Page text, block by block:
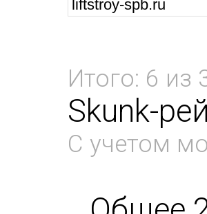
Итого: 6 из
Skunk-
С учетом